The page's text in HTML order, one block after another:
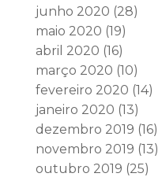
junho 2020 (28)
maio 2020 (19)
abril 2020 (16)
março 2020 (10)
fevereiro 2020 (14)
janeiro 2020 (13)
dezembro 2019 (16)
novembro 2019 (13)
outubro 2019 (25)